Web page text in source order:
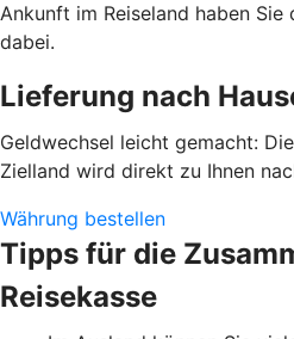
Ankunft im Reiseland haben
dabei.
Lieferung nach
Geldwechsel leicht gemacht:
Zielland wird direkt zu Ihnen
Währung bestellen
Tipps für die
Reisekasse